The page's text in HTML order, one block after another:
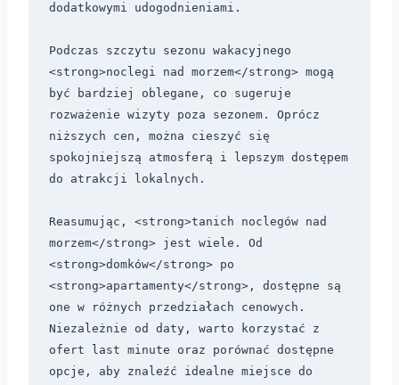
dodatkowymi udogodnieniami.
Podczas szczytu sezonu wakacyjnego
<strong>noclegi nad morzem</strong> mogą
być bardziej oblegane, co sugeruje
rozważenie wizyty poza sezonem. Oprócz
niższych cen, można cieszyć się
spokojniejszą atmosferą i lepszym dostępem
do atrakcji lokalnych.
Reasumując, <strong>tanich noclegów nad
morzem</strong> jest wiele. Od
<strong>domków</strong> po
<strong>apartamenty</strong>, dostępne są
one w różnych przedziałach cenowych.
Niezależnie od daty, warto korzystać z
ofert last minute oraz porównać dostępne
opcje, aby znaleźć idealne miejsce do